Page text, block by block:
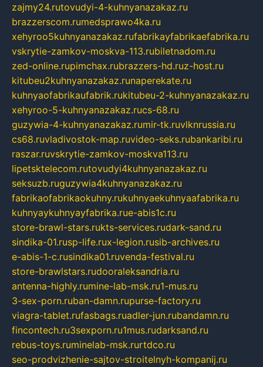
zajmy24.rutovudyi-4-kuhnyanazakaz.ru
brazzerscom.rumedsprawo4ka.ru
xehyroo5kuhnyanazakaz.rufabrikayfabrikaefabrika.ru
vskrytie-zamkov-moskva-113.rubiletnadom.ru
zed-online.rupimchax.rubrazzers-hd.ruz-host.ru
kitubeu2kuhnyanazakaz.runaperekate.ru
kuhnyaofabrikaufabrik.rukitubeu-2-kuhnyanazakaz.ru
xehyroo-5-kuhnyanazakaz.rucs-68.ru
guzywia-4-kuhnyanazakaz.rumir-tk.ruvlknrussia.ru
cs68.ruvladivostok-map.ruvideo-seks.rubankaribi.ru
raszar.ruvskrytie-zamkov-moskva113.ru
lipetsktelecom.rutovudyi4kuhnyanazakaz.ru
seksuzb.ruguzywia4kuhnyanazakaz.ru
fabrikaofabrikaokuhny.rukuhnyaekuhnyaafabrika.ru
kuhnyaykuhnyayfabrika.rue-abis1c.ru
store-brawl-stars.rukts-services.rudark-sand.ru
sindika-01.rusp-life.rux-legion.rusib-archives.ru
e-abis-1-c.rusindika01.ruvenda-festival.ru
store-brawlstars.rudooraleksandria.ru
antenna-highly.rumine-lab-msk.ru1-mus.ru
3-sex-porn.ruban-damn.rupurse-factory.ru
viagra-tablet.rufasbags.ruadler-jun.rubandamn.ru
fincontech.ru3sexporn.ru1mus.rudarksand.ru
rebus-toys.ruminelab-msk.rurtdco.ru
seo-prodvizhenie-sajtov-stroitelnyh-kompanij.ru